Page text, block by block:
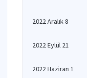
2022 Aralık 8
2022 Eylül 21
2022 Haziran 1